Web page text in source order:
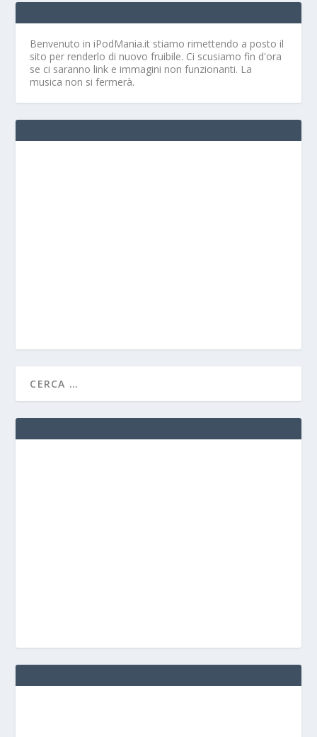
Benvenuto in iPodMania.it stiamo rimettendo a posto il
sito per renderlo di nuovo fruibile. Ci scusiamo fin d'ora
se ci saranno link e immagini non funzionanti. La
musica non si fermerà.